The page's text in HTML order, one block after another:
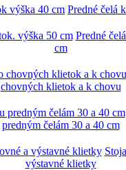
Predné čelá
Predné
cm
chovných klietok a k chovu
predným čelám 30 a 40 cm
výstavné klietky